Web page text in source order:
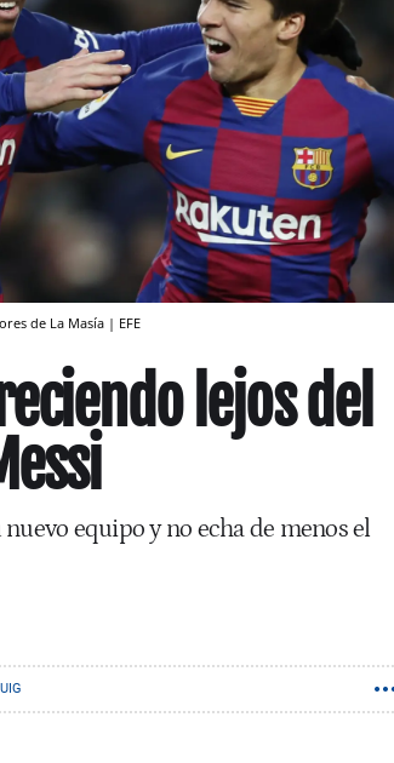
de La Masía | EFE
lejos del
equipo y no echa de menos el